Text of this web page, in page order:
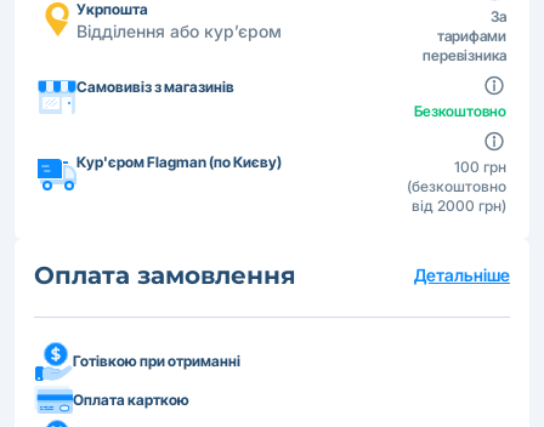
Укрпошта
Відділення або кур’єром
За
тарифами
перевізника
Самовивіз з магазинів
Безкоштовно
Кур'єром Flagman (по Києву)
100 грн
(безкоштовно
від 2000 грн)
Оплата замовлення Детальніше
Готівкою при отриманні
Оплата карткою